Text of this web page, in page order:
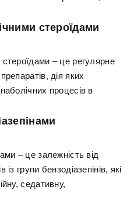
стероїдами
– це регулярне
дія яких
процесів в
– це залежність від
групи бензодіазепінів, які
седативну,